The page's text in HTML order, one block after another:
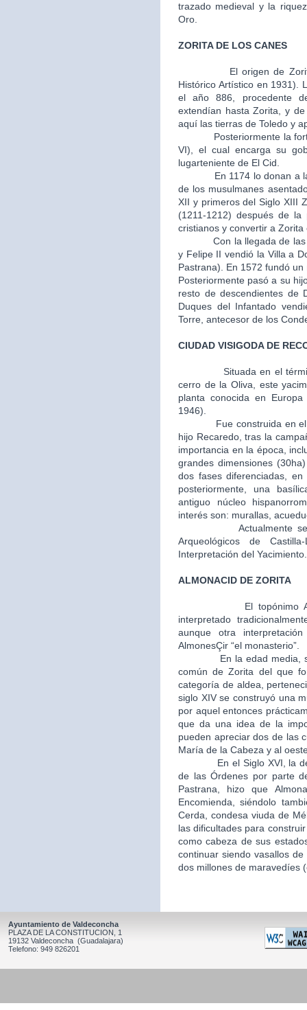
trazado medieval y la
Oro.
ZORITA DE LOS CANES
El origen de
Histórico Artístico en 1931).
el año 886, procedente
extendían hasta Zorita, y
aquí las tierras de Toledo y
Posteriormente la
VI), el cual encarga su
lugarteniente de El Cid.
En 1174 lo donan a la
de los musulmanes
XII y primeros del Siglo XIII
(1211-1212) después de
cristianos y convertir a
Con la llegada de las
y Felipe II vendió la Villa a
Pastrana). En 1572 fundó
Posteriormente pasó a su
resto de descendientes de
Duques del Infantado
Torre, antecesor de los
CIUDAD VISIGODA DE
Situada en el
cerro de la Oliva, este
planta conocida en
1946).
Fue construida en el
hijo Recaredo, tras la
importancia en la época,
grandes dimensiones
dos fases diferenciadas,
posteriormente, una
antiguo núcleo
interés son: murallas,
Actualmente se
Arqueológicos de
Interpretación del Yacimiento.
ALMONACID DE ZORITA
El topónimo
interpretado
aunque otra
AlmonesÇir “el monasterio”.
En la edad media,
común de Zorita del que
categoría de aldea,
siglo XIV se construyó una
por aquel entonces
que da una idea de la
pueden apreciar dos de las
María de la Cabeza y al
En el Siglo XVI, la
de las Órdenes por parte
Pastrana, hizo que
Encomienda, siéndolo
Cerda, condesa viuda de
las dificultades para
como cabeza de sus
continuar siendo vasallos
dos millones de maravedíes
Ayuntamiento de Valdeconcha
PLAZA DE LA CONSTITUCION, 1
19132 Valdeconcha (Guadalajara)
Telefono: 949 826201